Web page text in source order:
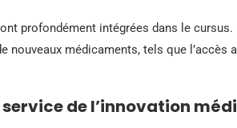
profondément intégrées dans le
nouveaux médicaments, tels que
de l’innovation